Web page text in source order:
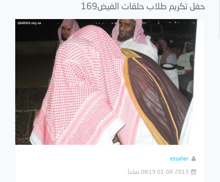
حفل تكريم طلاب حلقات الفيض169
essaher
01-08-2013 08:19 صباحاً